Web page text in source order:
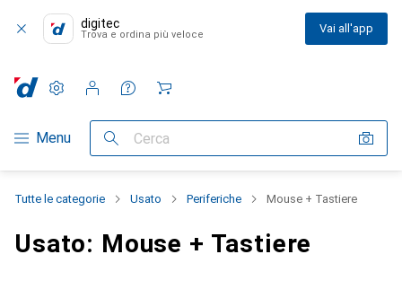
digitec
Trova e ordina più veloce Vai all'app
Categoria Navigazione
Menu Cerca
Impostazioni
Conto cliente
Liste di confronto
Liste dei desideri
Carrello
Tutte le categorie Usato Periferiche Mouse + Tastiere
Usato: Mouse + Tastiere